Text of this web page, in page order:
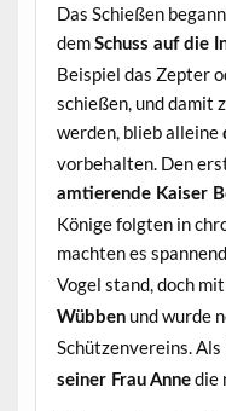
Das Schießen
dem Schuss auf die
Beispiel das Zepter
schießen, und damit
werden, blieb alleine
vorbehalten. Den
amtierende Kaiser
Könige folgten in
machten es
Vogel stand, doch
Wübbenund wurde
Schützenvereins. Als
seiner Frau Annedie